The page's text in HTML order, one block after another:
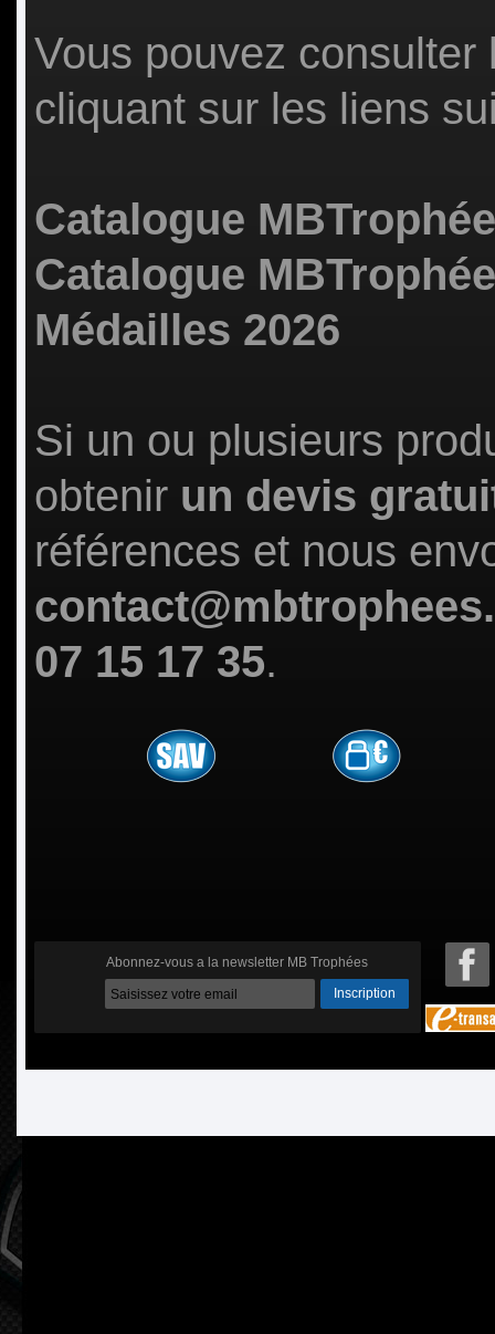
Vous pouvez
cliquant sur les liens
Catalogue
Catalogue
Médailles 2026
Si un ou plusieurs
obtenir un devis
références et nous
07 15 17 35.
Abonnez-vous a la newsletter MB Trophées
Inscription